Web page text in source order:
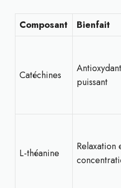
Composant Bienfait
Catéchines
Antioxydant
puissant
L-théanine
Relaxation